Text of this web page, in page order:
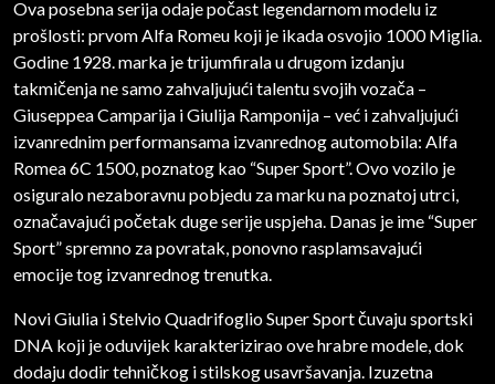
Ova posebna serija odaje počast legendarnom modelu iz
prošlosti: prvom Alfa Romeu koji je ikada osvojio 1000 Miglia.
Godine 1928. marka je trijumfirala u drugom izdanju
takmičenja ne samo zahvaljujući talentu svojih vozača –
Giuseppea Camparija i Giulija Ramponija – već i zahvaljujući
izvanrednim performansama izvanrednog automobila: Alfa
Romea 6C 1500, poznatog kao “Super Sport”. Ovo vozilo je
osiguralo nezaboravnu pobjedu za marku na poznatoj utrci,
označavajući početak duge serije uspjeha. Danas je ime “Super
Sport” spremno za povratak, ponovno rasplamsavajući
emocije tog izvanrednog trenutka.
Novi Giulia i Stelvio Quadrifoglio Super Sport čuvaju sportski
DNA koji je oduvijek karakterizirao ove hrabre modele, dok
dodaju dodir tehničkog i stilskog usavršavanja. Izuzetna